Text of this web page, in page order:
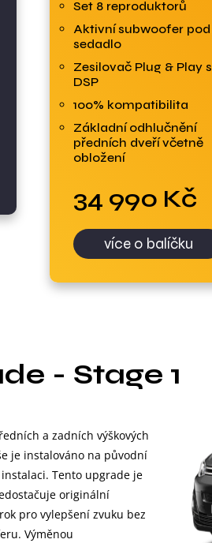
Set 8 reproduktorů
Aktivní subwoofer pod
sedadlo
Zesilovač Plug & Play s
DSP
100% kompatibilita
Základní odhlučnění
předních dveří včetně
obložení
34 990 Kč
více o balíčku
- Stage 1
a zadních výškových
je instalováno na původní
Tento upgrade je
originální
pro vylepšení zvuku bez
Výměnou